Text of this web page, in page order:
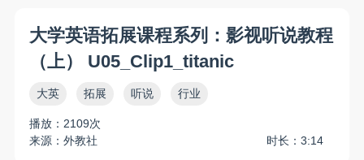
大学英语拓展课程系列：影视听说教程
（上） U05_Clip1_titanic
大英 拓展 听说 行业
播放：2109次
来源：外教社
时长：3:14